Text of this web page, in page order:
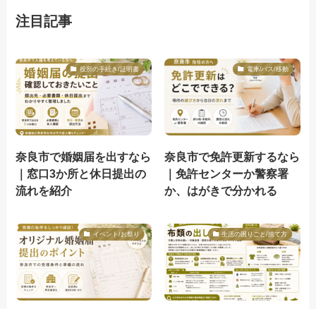
注目記事
役所の手続き/証明書
奈良市で婚姻届を出すなら
｜窓口3か所と休日提出の
流れを紹介
電車/バス/移動
奈良市で免許更新するなら
｜免許センターか警察署
か、はがきで分かれる
イベント/お祭り 生活の困りごと/捨て方